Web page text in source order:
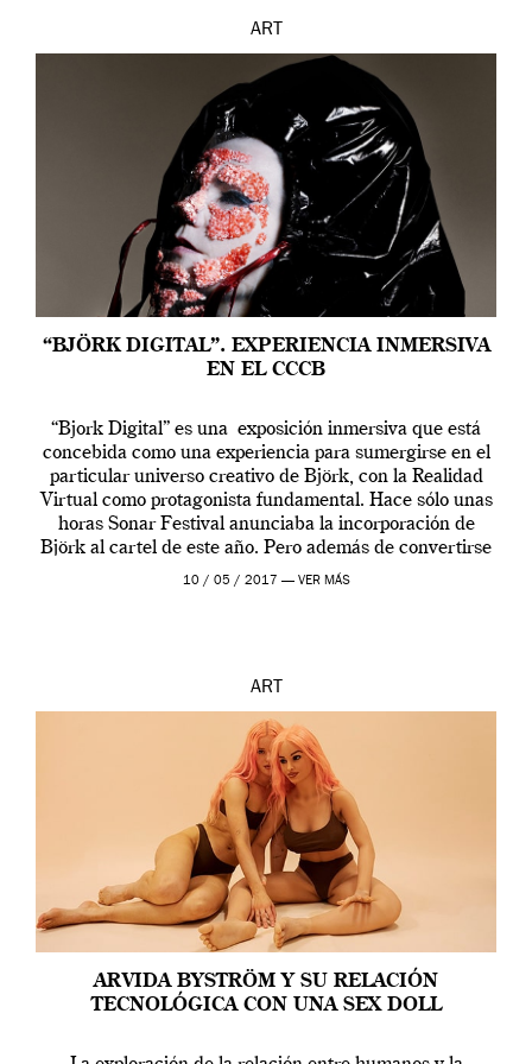
ART
“BJÖRK DIGITAL”. EXPERIENCIA INMERSIVA
EN EL CCCB
“Bjork Digital” es una exposición inmersiva que está
concebida como una experiencia para sumergirse en el
particular universo creativo de Björk, con la Realidad
Virtual como protagonista fundamental. Hace sólo unas
horas Sonar Festival anunciaba la incorporación de
Björk al cartel de este año. Pero además de convertirse
en una de las actuaciones más relevantes […]
10 / 05 / 2017 — VER MÁS
ART
ARVIDA BYSTRÖM Y SU RELACIÓN
TECNOLÓGICA CON UNA SEX DOLL